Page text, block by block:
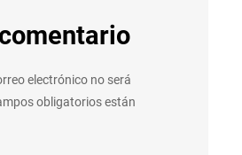
electrónico no será
obligatorios están